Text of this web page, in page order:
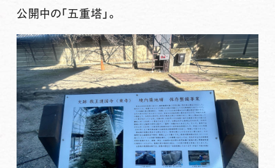
公開中の「五重塔」。